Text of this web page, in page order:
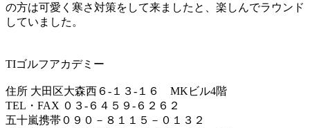
の方は可愛く寒さ対策をして来ましたと、楽しんでラウンド
していました。
TIゴルフアカデミー
住所 大田区大森西６-１３-１６ MKビル4階
TEL・FAX ０３-６４５９-６２６２
五十嵐携帯０９０－８１１５－０１３２